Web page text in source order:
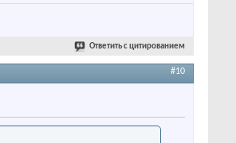
Ответить с цитированием
#10